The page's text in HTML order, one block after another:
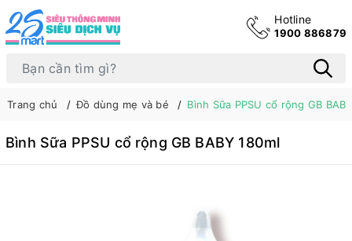
Hotline
1900 886879
Trang chủ Đồ dùng mẹ và bé Bình Sữa PPSU cổ rộng GB
Bình Sữa PPSU cổ rộng GB BABY 180ml